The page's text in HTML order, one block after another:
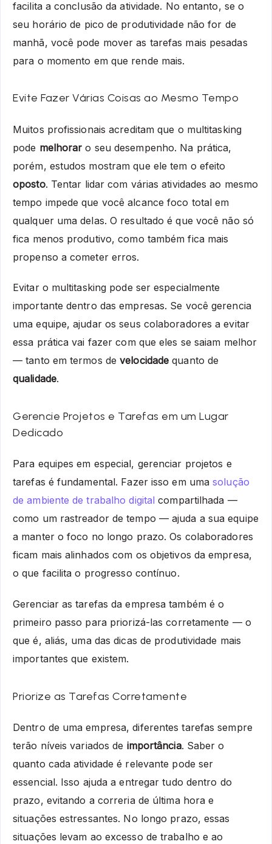
facilita a conclusão da atividade. No entanto, se o
seu horário de pico de produtividade não for de
manhã, você pode mover as tarefas mais pesadas
para o momento em que rende mais.
Evite Fazer Várias Coisas ao Mesmo Tempo
Muitos profissionais acreditam que o multitasking
pode melhoraro seu desempenho. Na prática,
porém, estudos mostram que ele tem o efeito
oposto. Tentar lidar com várias atividades ao mesmo
tempo impede que você alcance foco total em
qualquer uma delas. O resultado é que você não só
fica menos produtivo, como também fica mais
propenso a cometer erros.
Evitar o multitasking pode ser especialmente
importante dentro das empresas. Se você gerencia
uma equipe, ajudar os seus colaboradores a evitar
essa prática vai fazer com que eles se saiam melhor
— tanto em termos develocidadequanto de
qualidade.
Gerencie Projetos e Tarefas em um Lugar
Dedicado
Para equipes em especial, gerenciar projetos e
tarefas é fundamental. Fazer isso em umasolução
de ambiente de trabalho digital compartilhada —
como um rastreador de tempo — ajuda a sua equipe
a manter o foco no longo prazo. Os colaboradores
ficam mais alinhados com os objetivos da empresa,
o que facilita o progresso contínuo.
Gerenciar as tarefas da empresa também é o
primeiro passo para priorizá-las corretamente — o
que é, aliás, uma das dicas de produtividade mais
importantes que existem.
Priorize as Tarefas Corretamente
Dentro de uma empresa, diferentes tarefas sempre
terão níveis variados de importância. Saber o
quanto cada atividade é relevante pode ser
essencial. Isso ajuda a entregar tudo dentro do
prazo, evitando a correria de última hora e
situações estressantes. No longo prazo, essas
situações levam ao excesso de trabalho e ao